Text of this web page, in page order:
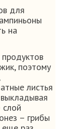
для
на
поэтому
листья
– грибы